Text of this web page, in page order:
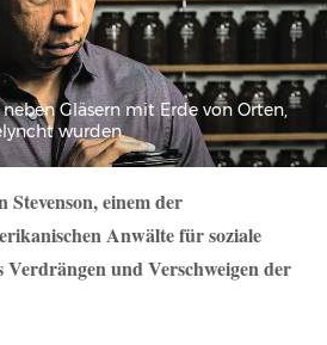
Gläsern mit Erde von Orten,
wurden.
einem der
Anwälte für soziale
Verdrängen und Verschweigen der